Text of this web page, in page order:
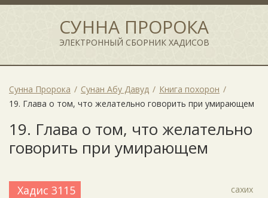
СУННА ПРОРОКА
ЭЛЕКТРОННЫЙ СБОРНИК ХАДИСОВ
Сунна Пророка Сунан Абу Давуд
Книга похорон
19. Глава о том, что желательно говорить при умирающем
19. Глава о том, что желательно
говорить при умирающем
Хадис 3115 сахих